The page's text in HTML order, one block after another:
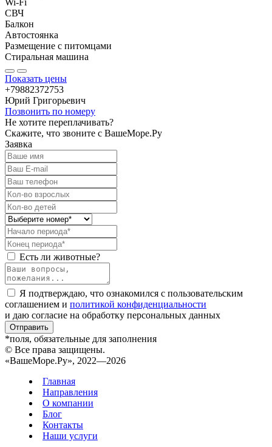
СВЧ
Балкон
Автостоянка
Размещение с питомцами
Стиральная машина
Показать цены
+79882372753
Юрий Григорьевич
Позвонить по номеру
Не хотите переплачивать?
Скажите, что звоните с ВашеМоре.Ру
Заявка
Есть ли животные?
Я подтверждаю, что ознакомился с пользовательским
соглашением и политикой конфиденциальности
и даю согласие на обработку персональных данных
Отправить
*поля, обязательные для заполнения
© Все права защищены.
«ВашеМоре.Ру», 2022—2026
Главная
Направления
О компании
Блог
Контакты
Наши услуги